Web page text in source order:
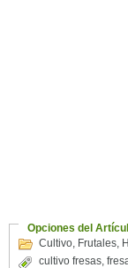
Opciones del
Cultivo, Frutales,
cultivo fresas,